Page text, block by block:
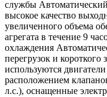
службы
высокое качество
увеличенного объема
агрегата в течение 9
охлаждения
перегрузок и
используются
расположением
л.с.), оснащенные